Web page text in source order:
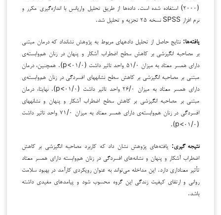
(۲۰۰۰) استفاده شده است. داده‌ها از طریق تحلیل واریانس با اندازه‌گیری مکرر و
نرم افزار SPSS نسخه ۲۵ تجزیه و تحلیل شد.
یافته‌ها: نتایج حاصل از تحلیل داده­های مربوط به پژوهش نشان­داد که درمان مبتنی
بر مصاحبه انگیزشی بر کاهش سطح اضطراب آشکار و پنهان در زنان هم‌وابسته‌ی
دارای همسر معتاد به میزان ۵۱/۰ واحد تاثیر داشت (۰۱/۰>p). همچنین، درمان
مبتنی بر مصاحبه انگیزشی بر کاهش سطح نشانه­های افسردگی در زنان هم‌وابسته‌ی
دارای همسر معتاد به میزان ۲۶/۰ واحد تاثیر داشت (۰۱/۰>p). نهایتا، درمان
مبتنی بر مصاحبه انگیزشی بر کاهش سطح اضطراب آشکار و پنهان و نشانه­های
افسردگی در زنان هم‌وابسته‌ی دارای همسر معتاد به میزان ۷۱/۰ واحد تاثیر داشت
(۰۱/۰>p).
نتیجه­ گیری: یافته‌های پژوهش نشان داد که کاربرد مصاحبه انگیزشی بر کاهش
اضطراب آشکار و پنهان و نشانه‌های افسردگی در زنان هم‌وابسته دارای همسر معتاد
تأثیر معناداری دارد. این مداخله می‌تواند به عنوان رویکردی کارآمد در بهبود سلامت
روانی و ارتقای کیفیت زندگی این گروه محسوب شود و پیامدهای مفیدی داشته
باشد.